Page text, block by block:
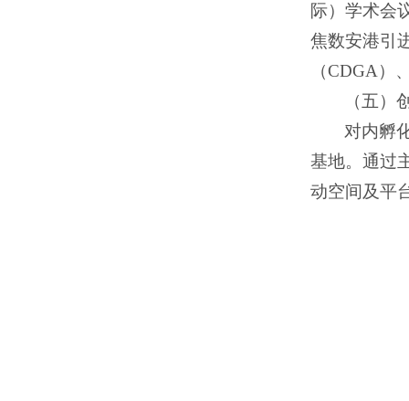
际）学术会
焦数安港引
（CDGA）
（五）
对内孵
基地。通过
动空间及平